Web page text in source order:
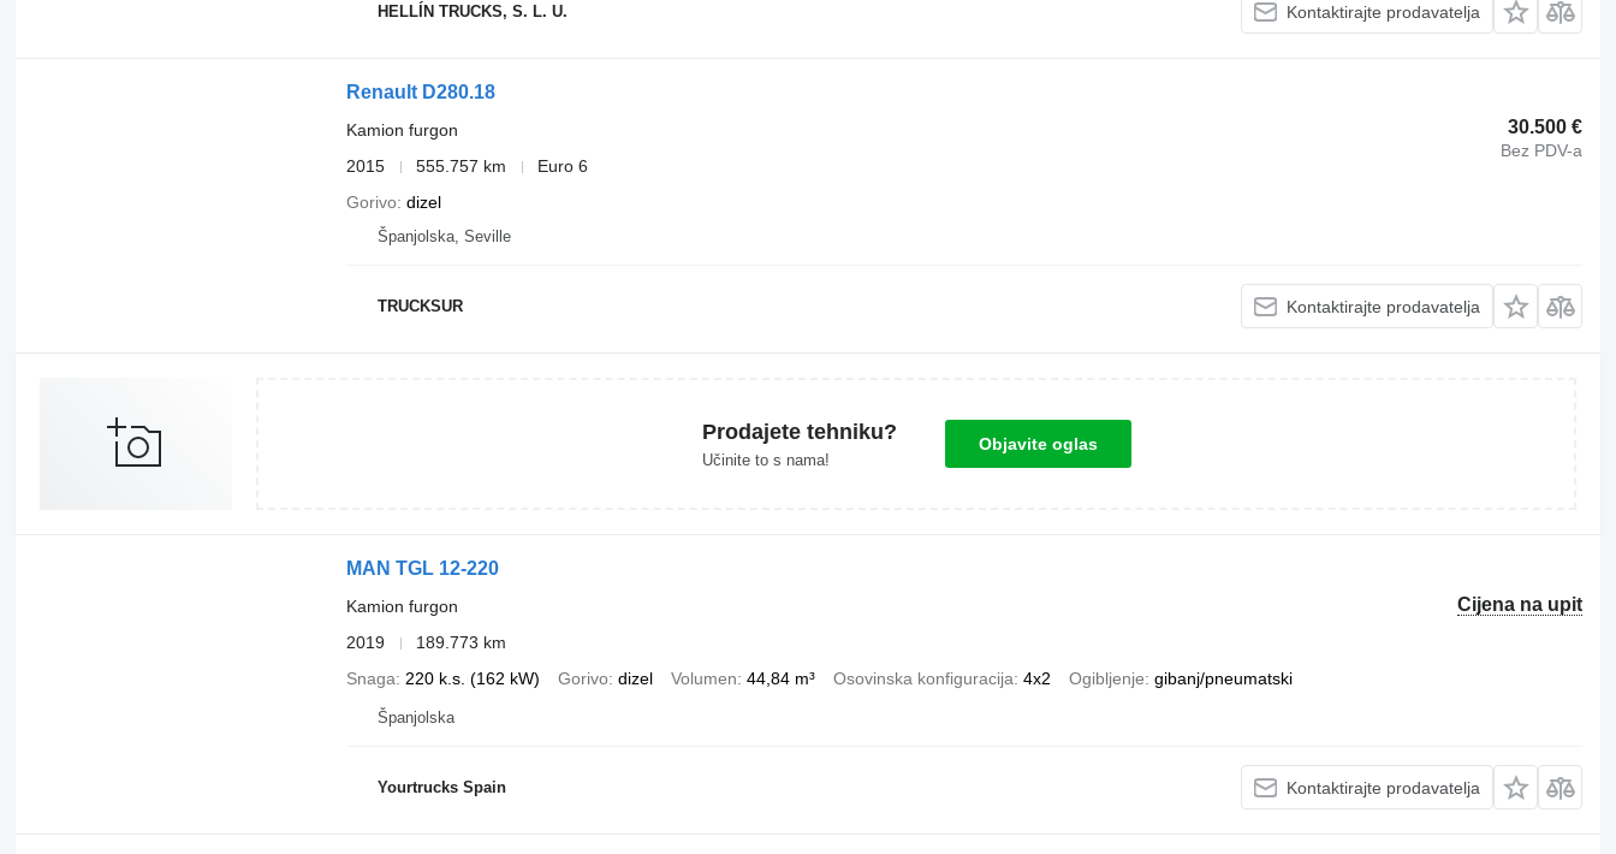
HELLÍN TRUCKS, S. L. U. Kontaktirajte prodavatelja
Renault D280.18
30.500 €
Bez PDV-a
Kamion furgon
2015
555.757 km
Euro 6
Gorivo dizel
Španjolska, Seville
TRUCKSUR Kontaktirajte prodavatelja
Prodajete tehniku?
Učinite to s nama!
Objavite oglas
MAN TGL 12-220
Cijena na upit
Kamion furgon
2019
189.773 km
Snaga
220 k.s. (162 kW) Gorivo dizel Volumen 44,84 m³ Osovinska konfiguracija 4x2 Ogibljenje gibanj/pneumatski
Španjolska
Yourtrucks Spain Kontaktirajte prodavatelja